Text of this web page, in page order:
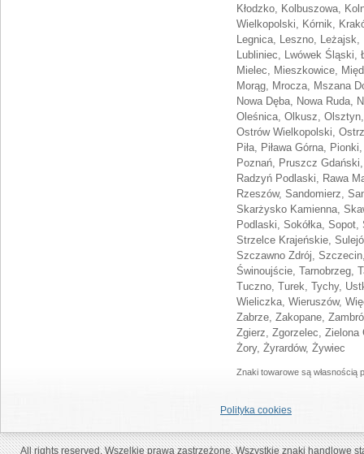
Kłodzko, Kolbuszowa,
Wielkopolski, Kórnik,
Legnica, Leszno, Leżajsk,
Lubliniec, Lwówek Śląski,
Mielec, Mieszkowice,
Morąg, Mrocza, Mszana
Nowa Dęba, Nowa Ruda,
Oleśnica, Olkusz,
Ostrów Wielkopolski,
Piła, Piława Górna,
Poznań, Pruszcz
Radzyń Podlaski, Rawa
Rzeszów, Sandomierz,
Skarżysko Kamienna,
Podlaski, Sokółka,
Strzelce Krajeńskie,
Szczawno Zdrój,
Świnoujście, Tarnobrzeg,
Tuczno, Turek, Tychy,
Wieliczka, Wieruszów,
Zabrze, Zakopane,
Zgierz, Zgorzelec, Zielona
Żory, Żyrardów, Żywiec
Znaki towarowe są własnością
Polityka cookies
All rights reserved. Wszelkie prawa zastrzeżone. Wszystkie znaki handlowe